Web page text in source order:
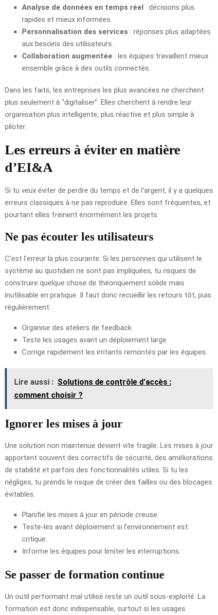
Analyse de données en temps réel : décisions plus
rapides et mieux informées.
Personnalisation des services : réponses plus adaptées
aux besoins des utilisateurs.
Collaboration augmentée : les équipes travaillent mieux
ensemble grâce à des outils connectés.
Dans les faits, les entreprises les plus avancées ne cherchent
plus seulement à “digitaliser”. Elles cherchent à rendre leur
organisation plus intelligente, plus réactive et plus simple à
piloter.
Les erreurs à éviter en matière
d’EI&A
Si tu veux éviter de perdre du temps et de l’argent, il y a quelques
erreurs classiques à ne pas reproduire. Elles sont fréquentes, et
pourtant elles freinent énormément les projets.
Ne pas écouter les utilisateurs
C’est l’erreur la plus courante. Si les personnes qui utilisent le
système au quotidien ne sont pas impliquées, tu risques de
construire quelque chose de théoriquement solide mais
inutilisable en pratique. Il faut donc recueillir les retours tôt, puis
régulièrement.
Organise des ateliers de feedback.
Teste les usages avant un déploiement large.
Corrige rapidement les irritants remontés par les équipes.
Lire aussi : Solutions de contrôle d’accès :
comment choisir ?
Ignorer les mises à jour
Une solution non maintenue devient vite fragile. Les mises à jour
apportent souvent des correctifs de sécurité, des améliorations
de stabilité et parfois des fonctionnalités utiles. Si tu les
négliges, tu prends le risque de créer des failles ou des blocages
évitables.
Planifie les mises à jour en période creuse.
Teste-les avant déploiement si l’environnement est
critique.
Informe les équipes pour limiter les interruptions.
Se passer de formation continue
Un outil performant mal utilisé reste un outil sous-exploité. La
formation est donc indispensable, surtout si les usages